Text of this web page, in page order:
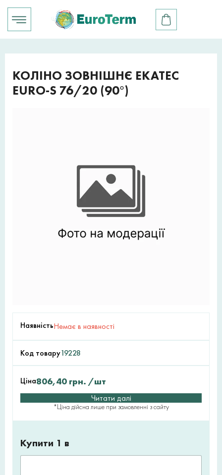
КОЛІНО ЗОВНІШНЄ EKATEC
EURO-S 76/20 (90°)
НаявністьНемає в наявності
Код товару19228
Ціна806,40 грн. /шт
Читати далі
*Ціна дійсна лише при замовленні з сайту
Купити 1 в